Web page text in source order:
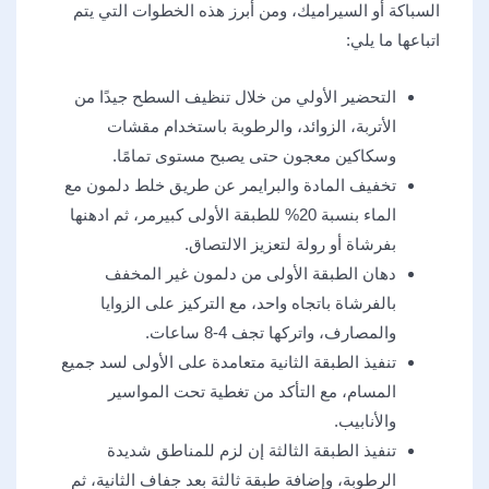
السباكة أو السيراميك، ومن أبرز هذه الخطوات التي يتم
اتباعها ما يلي:
التحضير الأولي من خلال تنظيف السطح جيدًا من
الأتربة، الزوائد، والرطوبة باستخدام مقشات
وسكاكين معجون حتى يصبح مستوى تمامًا.
تخفيف المادة والبرايمر عن طريق خلط دلمون مع
الماء بنسبة 20% للطبقة الأولى كبيرمر، ثم ادهنها
بفرشاة أو رولة لتعزيز الالتصاق.
دهان الطبقة الأولى من دلمون غير المخفف
بالفرشاة باتجاه واحد، مع التركيز على الزوايا
والمصارف، واتركها تجف 4-8 ساعات.
تنفيذ الطبقة الثانية متعامدة على الأولى لسد جميع
المسام، مع التأكد من تغطية تحت المواسير
والأنابيب.
تنفيذ الطبقة الثالثة إن لزم للمناطق شديدة
الرطوبة، وإضافة طبقة ثالثة بعد جفاف الثانية، ثم